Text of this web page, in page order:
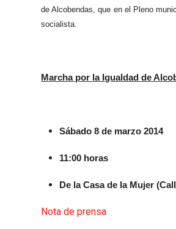
de Alcobendas, que en el Pleno
socialista.
Marcha por la Igualdad de
Sábado 8 de marzo 2014
11:00 horas
De la Casa de la Mujer
Nota de prensa